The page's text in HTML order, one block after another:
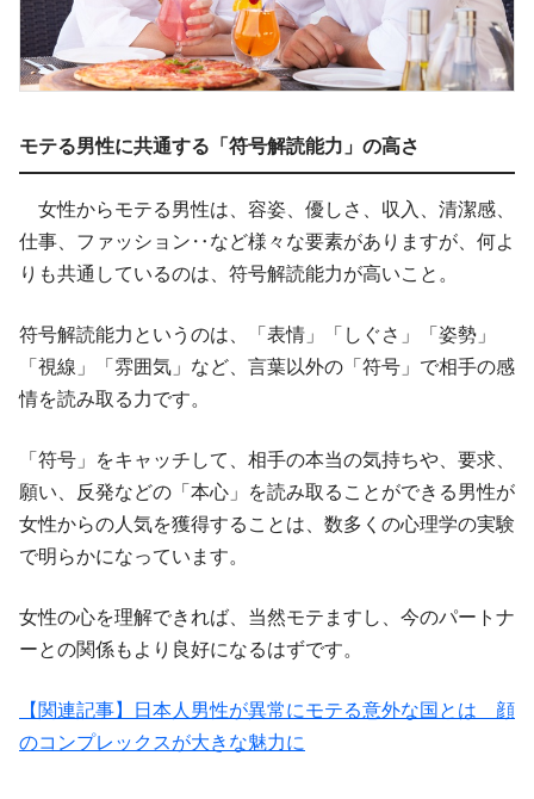
モテる男性に共通する「符号解読能力」の高さ
女性からモテる男性は、容姿、優しさ、収入、清潔感、
仕事、ファッション‥など様々な要素がありますが、何よ
りも共通しているのは、符号解読能力が高いこと。
符号解読能力というのは、「表情」「しぐさ」「姿勢」
「視線」「雰囲気」など、言葉以外の「符号」で相手の感
情を読み取る力です。
「符号」をキャッチして、相手の本当の気持ちや、要求、
願い、反発などの「本心」を読み取ることができる男性が
女性からの人気を獲得することは、数多くの心理学の実験
で明らかになっています。
女性の心を理解できれば、当然モテますし、今のパートナ
ーとの関係もより良好になるはずです。
【関連記事】日本人男性が異常にモテる意外な国とは 顔
のコンプレックスが大きな魅力に